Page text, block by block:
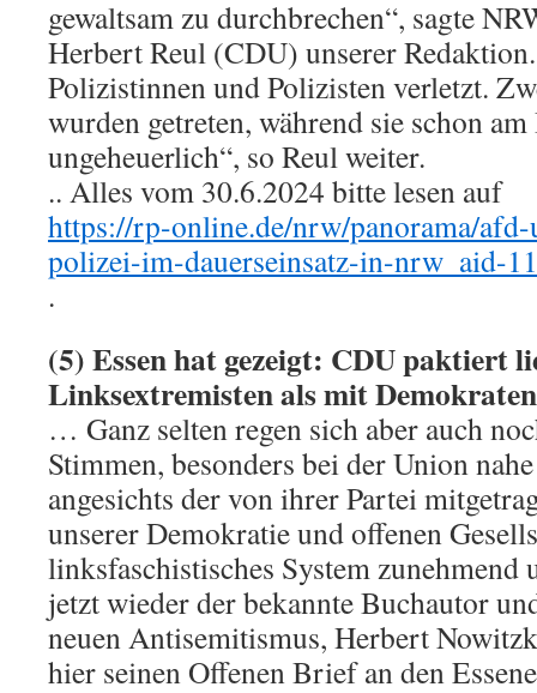
gewaltsam zu durchbrechen“, sagte
Herbert Reul (CDU) unserer
Polizistinnen und Polizisten verletzt.
wurden getreten, während sie schon
ungeheuerlich“, so Reul weiter.
.. Alles vom 30.6.2024 bitte lesen auf
https://rp-online.de/nrw/panorama/
polizei-im-dauerseinsatz-in-nrw_aid-
.
(5) Essen hat gezeigt: CDU paktiert
Linksextremisten als mit Demokraten
… Ganz selten regen sich aber auch
Stimmen, besonders bei der Union
angesichts der von ihrer Partei
unserer Demokratie und offenen
linksfaschistisches System zunehmend
jetzt wieder der bekannte Buchautor
neuen Antisemitismus, Herbert
hier seinen Offenen Brief an den